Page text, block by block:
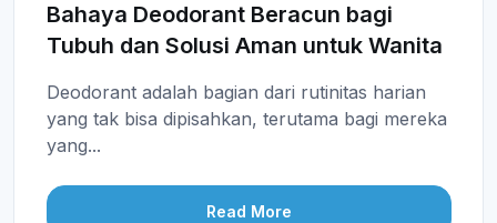
Bahaya Deodorant Beracun bagi
Tubuh dan Solusi Aman untuk Wanita
Deodorant adalah bagian dari rutinitas harian
yang tak bisa dipisahkan, terutama bagi mereka
yang...
Read More